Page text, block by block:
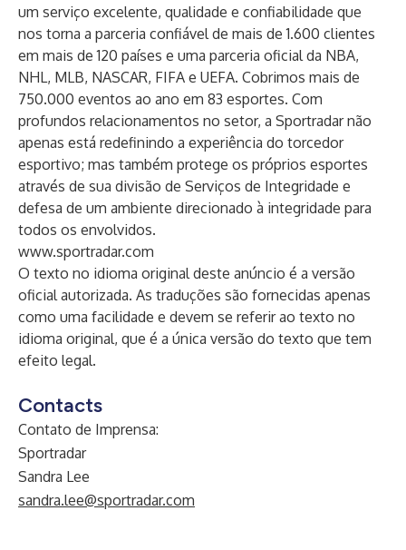
um serviço excelente, qualidade e confiabilidade que
nos torna a parceria confiável de mais de 1.600 clientes
em mais de 120 países e uma parceria oficial da NBA,
NHL, MLB, NASCAR, FIFA e UEFA. Cobrimos mais de
750.000 eventos ao ano em 83 esportes. Com
profundos relacionamentos no setor, a Sportradar não
apenas está redefinindo a experiência do torcedor
esportivo; mas também protege os próprios esportes
através de sua divisão de Serviços de Integridade e
defesa de um ambiente direcionado à integridade para
todos os envolvidos.
www.sportradar.com
O texto no idioma original deste anúncio é a versão
oficial autorizada. As traduções são fornecidas apenas
como uma facilidade e devem se referir ao texto no
idioma original, que é a única versão do texto que tem
efeito legal.
Contacts
Contato de Imprensa:
Sportradar
Sandra Lee
sandra.lee@sportradar.com